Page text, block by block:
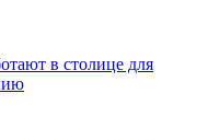
в столице для